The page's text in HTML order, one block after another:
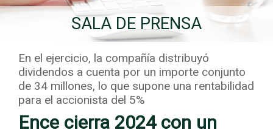
SALA DE PRENSA
En el ejercicio, la compañía distribuyó
dividendos a cuenta por un importe conjunto
de 34 millones, lo que supone una rentabilidad
para el accionista del 5%
Ence cierra 2024 con un